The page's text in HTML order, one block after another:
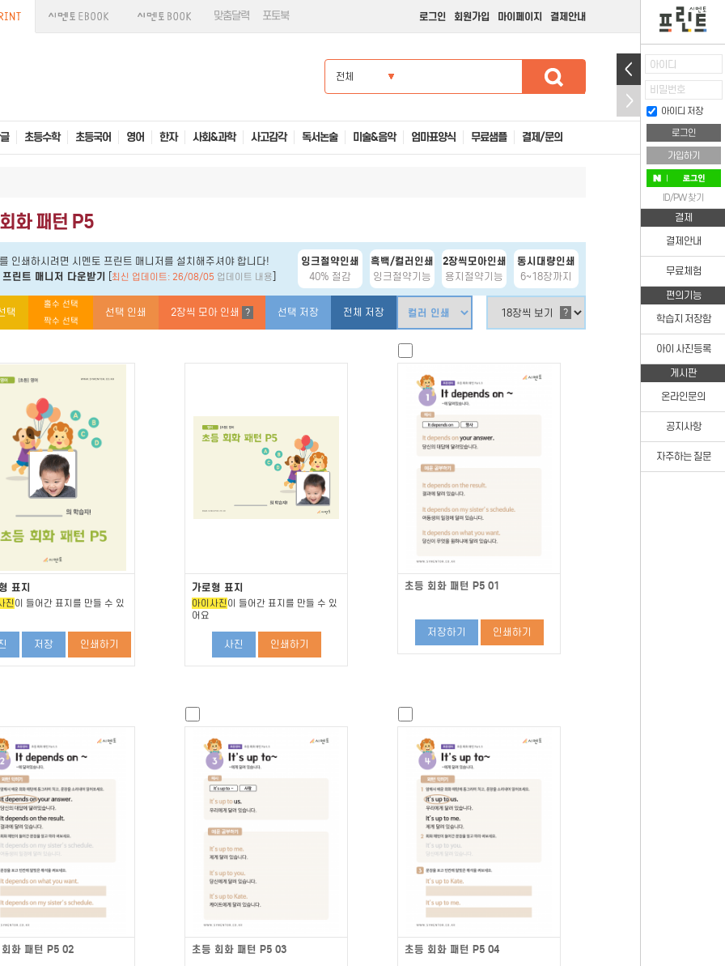
맞춤달력 포토북 로그인 회원가입 마이페이지 결제안내
전체
초등수학 초등국어 영어 한자 사회&과학 사고감각 독서논술 미술&음악 엄마표양식 무료샘플 결제/문의
화 패턴 P5
인쇄하시려면 시멘토 프린트 매니저를 설치해주셔야 합니다!
린트 매니저 다운받기
최신 업데이트: 26/08/05 업데이트 내용
잉크절약인쇄
40% 절감
흑백/컬러인쇄
잉크절약기능
2장씩모아인쇄
용지절약기능
동시대량인쇄
6~18장까지
택
홀수 선택
짝수 선택
선택 인쇄 2장씩 모아 인쇄 ? 선택 저장 전체 저장 ?
표지
진 이 들어간 표지를 만들 수 있
저장 인쇄하기
가로형 표지
아이사진 이 들어간 표지를 만들 수 있
어요
사진 인쇄하기
초등 회화 패턴 P5 01
저장하기 인쇄하기
화 패턴 P5 02 초등 회화 패턴 P5 03 초등 회화 패턴 P5 04
아이디
비밀번호
아이디 저장
가입하기
ID/PW 찾기
결제
결제안내
무료체험
편의기능
학습지 저장함
아이 사진등록
게시판
온라인문의
공지사항
자주하는 질문